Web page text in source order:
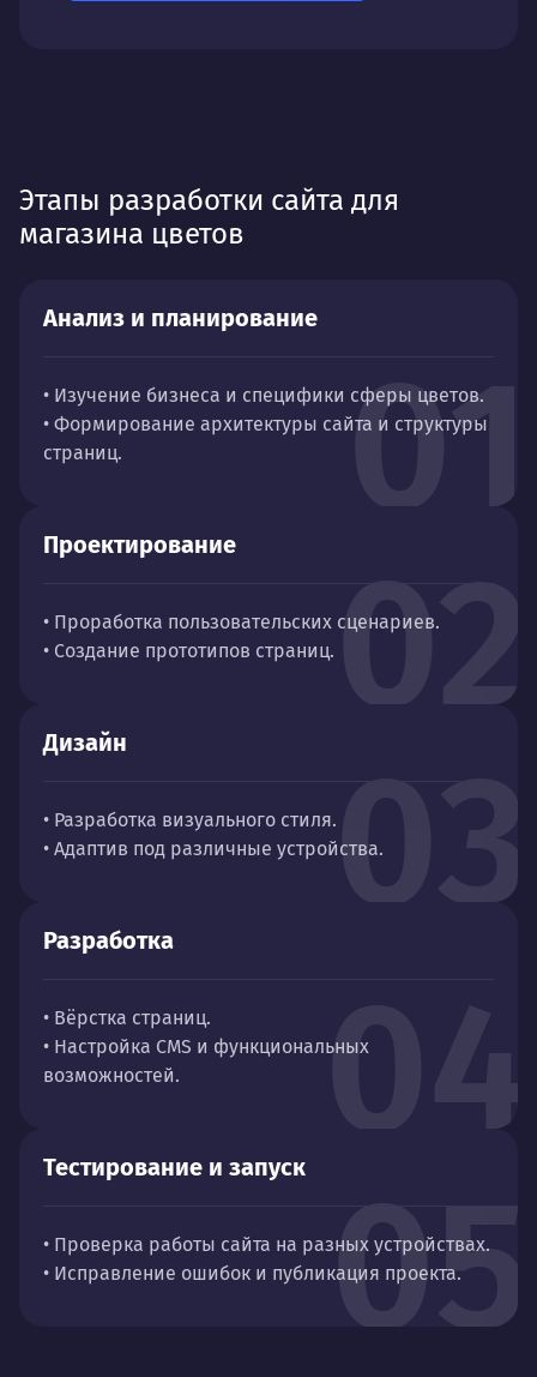
Этапы разработки сайта для
магазина цветов
01
Анализ и планирование
• Изучение бизнеса и специфики сферы цветов.
• Формирование архитектуры сайта и структуры
страниц.
02
Проектирование
• Проработка пользовательских сценариев.
• Создание прототипов страниц.
03
Дизайн
• Разработка визуального стиля.
• Адаптив под различные устройства.
04
Разработка
• Вёрстка страниц.
• Настройка CMS и функциональных
возможностей.
05
Тестирование и запуск
• Проверка работы сайта на разных устройствах.
• Исправление ошибок и публикация проекта.